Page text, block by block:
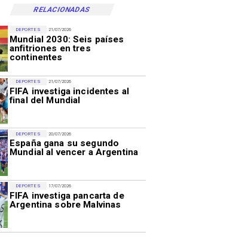
RELACIONADAS
21/07/2026
Mundial 2030: Seis países
anfitriones en tres
continentes
DEPORTES
21/07/2026
FIFA investiga incidentes al
final del Mundial
DEPORTES
20/07/2026
España gana su segundo
Mundial al vencer a Argentina
DEPORTES
17/07/2026
FIFA investiga pancarta de
Argentina sobre Malvinas
DEPORTES